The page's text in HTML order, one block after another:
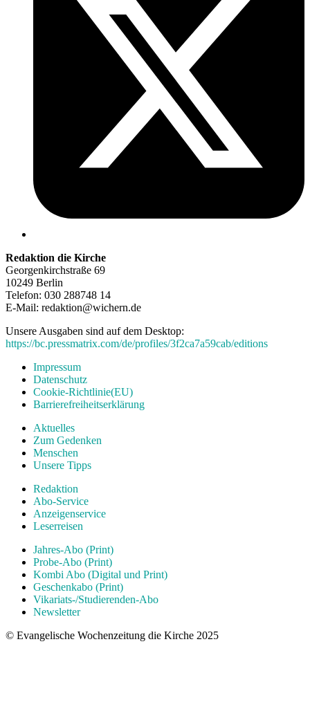
Redaktion die Kirche
Georgenkirchstraße 69
10249 Berlin
Telefon: 030 288748 14
E-Mail: redaktion@wichern.de
Unsere Ausgaben sind auf dem Desktop:
https://bc.pressmatrix.com/de/profiles/3f2ca7a59cab/editions
Impressum
Datenschutz
Cookie-Richtlinie(EU)
Barrierefreiheitserklärung
Aktuelles
Zum Gedenken
Menschen
Unsere Tipps
Redaktion
Abo-Service
Anzeigenservice
Leserreisen
Jahres-Abo (Print)
Probe-Abo (Print)
Kombi Abo (Digital und Print)
Geschenkabo (Print)
Vikariats-/Studierenden-Abo
Newsletter
© Evangelische Wochenzeitung die Kirche 2025